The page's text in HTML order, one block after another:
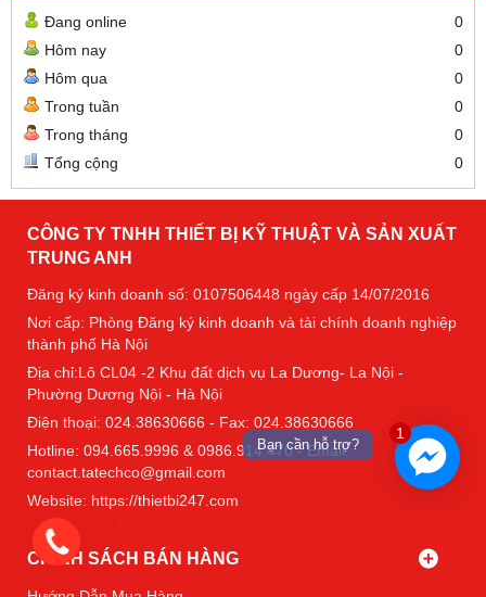
Đang online
0
Hôm nay
0
Hôm qua
0
Trong tuần
0
Trong tháng
0
Tổng cộng
0
CÔNG TY TNHH THIẾT BỊ KỸ THUẬT VÀ SẢN XUẤT
TRUNG ANH
Đăng ký kinh doanh số: 0107506448 ngày cấp 14/07/2016
Nơi cấp: Phòng Đăng ký kinh doanh và tài chính doanh nghiệp
thành phố Hà Nội
Địa chỉ:Lô CL04 -2 Khu đất dịch vụ La Dương- La Nội -
Phường Dương Nội - Hà Nội
Điện thoại: 024.38630666 - Fax: 024.38630666
Hotline: 094.665.9996 & 0986.914.470 - Email:
contact.tatechco@gmail.com
Website: https://thietbi247.com
CHÍNH SÁCH BÁN HÀNG
1
Bạn cần hỗ trợ?